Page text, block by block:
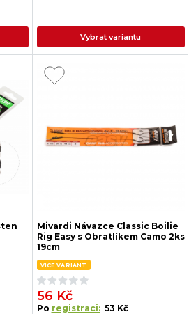
Vybrat variantu
Mivardi Návazce Classic Boilie
Rig Easy s Obratlíkem Camo 2ks
19cm
VÍCE VARIANT
56 Kč
Po registraci: 53 Kč